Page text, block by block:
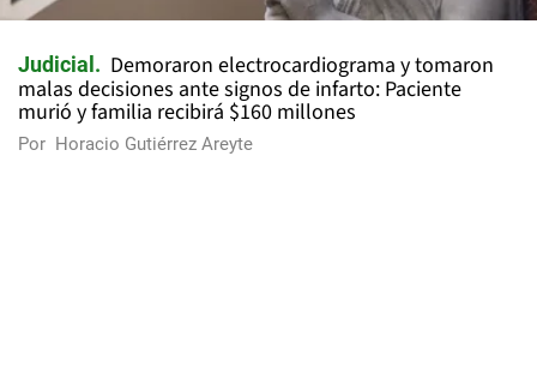
Judicial
Demoraron electrocardiograma y tomaron
malas decisiones ante signos de infarto: Paciente
murió y familia recibirá $160 millones
Por Horacio Gutiérrez Areyte